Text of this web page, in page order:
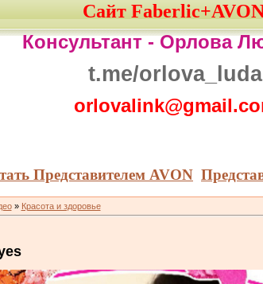
Сайт
Консультант -Орлова
t.me/orlova_luda
Представителем AVON
» Красота и здоровье